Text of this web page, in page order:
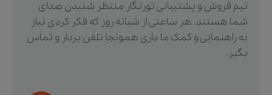
تیم فروش و پشتیبانی تورنگار منتظر شنیدن صدای
شما هستند. هر ساعتی از شبانه روز که فکر کردی نیاز
به راهنمایی و کمک ما داری همونجا تلفن بردار و تماس
بگیر.